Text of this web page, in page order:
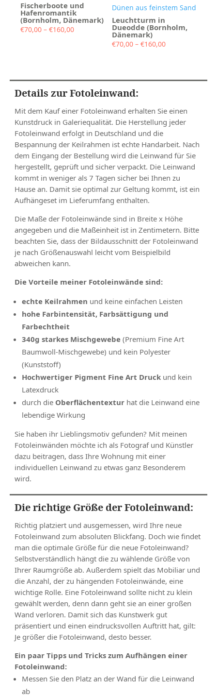
Fischerboote und
Hafenromantik
(Bornholm, Dänemark)
€70,00 – €160,00Preisspanne:
Leuchtturm in
Dueodde (Bornholm,
Dänemark)
€70,00 –€160,00Preisspanne:
Details zur Fotoleinwand:
Mit dem Kauf einer Fotoleinwand erhalten Sie einen
Kunstdruck in Galeriequalität. Die Herstellung jeder
Fotoleinwand erfolgt in Deutschland und die
Bespannung der Keilrahmen ist echte Handarbeit. Nach
dem Eingang der Bestellung wird die Leinwand für Sie
hergestellt, geprüft und sicher verpackt. Die Leinwand
kommt in weniger als 7 Tagen sicher bei Ihnen zu
Hause an. Damit sie optimal zur Geltung kommt, ist ein
Aufhängeset im Lieferumfang enthalten.
Die Maße der Fotoleinwände sind in Breite x Höhe
angegeben und die Maßeinheit ist in Zentimetern. Bitte
beachten Sie, dass der Bildausschnitt der Fotoleinwand
je nach Größenauswahl leicht vom Beispielbild
abweichen kann.
Die Vorteile meiner Fotoleinwände sind:
echte Keilrahmen und keine einfachen Leisten
hohe Farbintensität, Farbsättigung und
Farbechtheit
340g starkes Mischgewebe (Premium Fine Art
Baumwoll-Mischgewebe) und kein Polyester
(Kunststoff)
Hochwertiger Pigment Fine Art Druck und kein
Latexdruck
durch die Oberflächentextur hat die Leinwand eine
lebendige Wirkung
Sie haben ihr Lieblingsmotiv gefunden? Mit meinen
Fotoleinwänden möchte ich als Fotograf und Künstler
dazu beitragen, dass Ihre Wohnung mit einer
individuellen Leinwand zu etwas ganz Besonderem
wird.
Die richtige Größe der Fotoleinwand:
Richtig platziert und ausgemessen, wird Ihre neue
Fotoleinwand zum absoluten Blickfang. Doch wie findet
man die optimale Größe für die neue Fotoleinwand?
Selbstverständlich hängt die zu wählende Größe von
Ihrer Raumgröße ab. Außerdem spielt das Mobiliar und
die Anzahl, der zu hängenden Fotoleinwände, eine
wichtige Rolle. Eine Fotoleinwand sollte nicht zu klein
gewählt werden, denn dann geht sie an einer großen
Wand verloren. Damit sich das Kunstwerk gut
präsentiert und einen eindrucksvollen Auftritt hat, gilt:
Je größer die Fotoleinwand, desto besser.
Ein paar Tipps und Tricks zum Aufhängen einer
Fotoleinwand:
Messen Sie den Platz an der Wand für die Leinwand
ab